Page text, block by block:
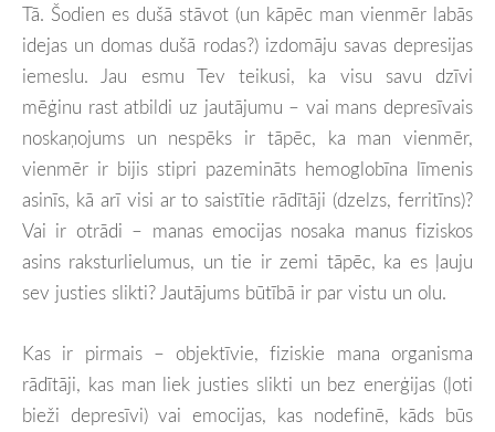
Tā. Šodien es dušā stāvot (un kāpēc man vienmēr labās
idejas un domas dušā rodas?) izdomāju savas depresijas
iemeslu. Jau esmu Tev teikusi, ka visu savu dzīvi
mēģinu rast atbildi uz jautājumu – vai mans depresīvais
noskaņojums un nespēks ir tāpēc, ka man vienmēr,
vienmēr ir bijis stipri pazemināts hemoglobīna līmenis
asinīs, kā arī visi ar to saistītie rādītāji (dzelzs, ferritīns)?
Vai ir otrādi – manas emocijas nosaka manus fiziskos
asins raksturlielumus, un tie ir zemi tāpēc, ka es ļauju
sev justies slikti? Jautājums būtībā ir par vistu un olu.
Kas ir pirmais – objektīvie, fiziskie mana organisma
rādītāji, kas man liek justies slikti un bez enerģijas (ļoti
bieži depresīvi) vai emocijas, kas nodefinē, kāds būs